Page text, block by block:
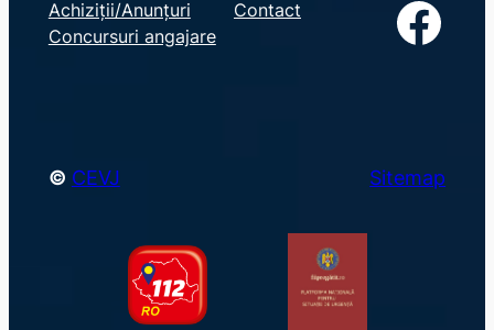
r
c
Achiziții/Anunțuri
Concursuri angajare
Contact
Facebook
© CEVJ Sitemap